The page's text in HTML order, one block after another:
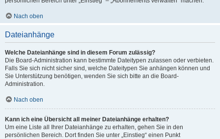
Nach oben
Dateianhänge
Welche Dateianhänge sind in diesem Forum zulässig?
Die Board-Administration kann bestimmte Dateitypen zulassen oder verbieten.
Falls Sie sich nicht sicher sind, welche Dateitypen Sie anhängen können und
Sie Unterstützung benötigen, wenden Sie sich bitte an die Board-
Administration.
Nach oben
Kann ich eine Übersicht all meiner Dateianhänge erhalten?
Um eine Liste all Ihrer Dateianhänge zu erhalten, gehen Sie in den
persönlichen Bereich. Dort finden Sie unter „Einstieg“ einen Punkt